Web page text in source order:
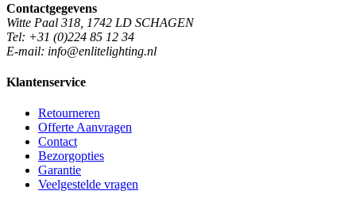
Contactgegevens
Witte Paal 318, 1742 LD SCHAGEN
Tel: +31 (0)224 85 12 34
E-mail: info@enlitelighting.nl
Klantenservice
Retourneren
Offerte Aanvragen
Contact
Bezorgopties
Garantie
Veelgestelde vragen